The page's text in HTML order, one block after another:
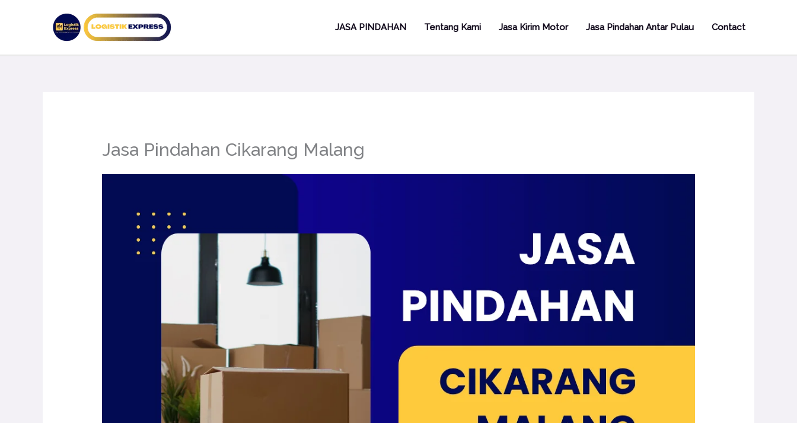
JASA PINDAHAN Tentang Kami Jasa Kirim Motor Jasa Pindahan Antar Pulau Contact
Jasa Pindahan Cikarang Malang